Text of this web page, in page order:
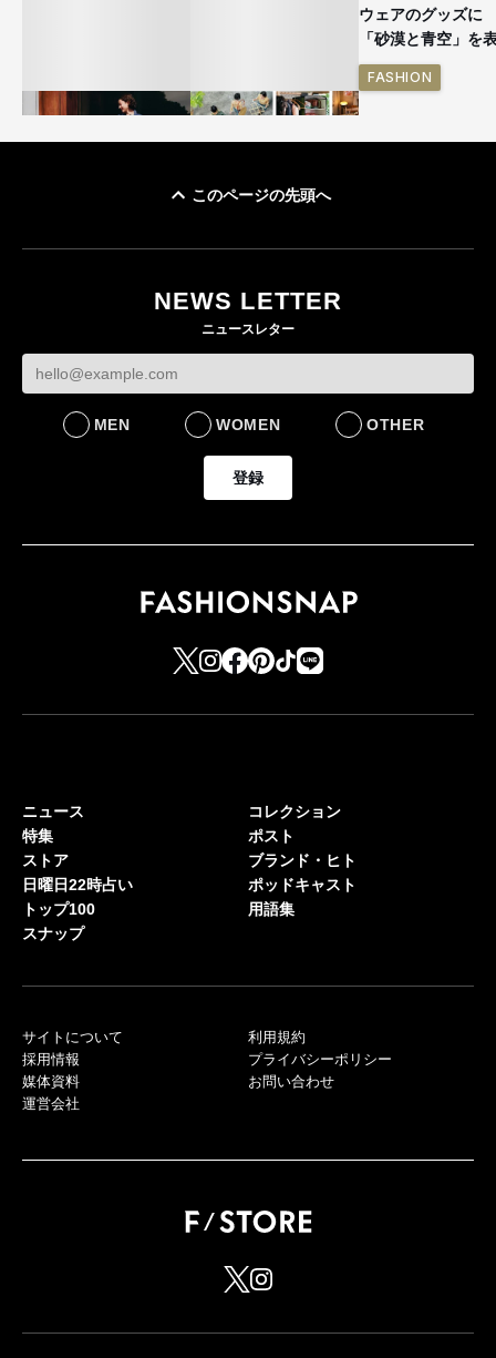
ケットなど7型を発売
をラインナップ
ウェアのグッズ
「砂漠と青空」を
FASHION
このページの先頭へ
NEWS LETTER
ニュースレター
MEN WOMEN OTHER
登録
ニュース
特集
ストア
日曜日22時占い
トップ100
スナップ
コレクション
ポスト
ブランド・ヒト
ポッドキャスト
用語集
サイトについて
採用情報
媒体資料
運営会社
利用規約
プライバシーポリシー
お問い合わせ